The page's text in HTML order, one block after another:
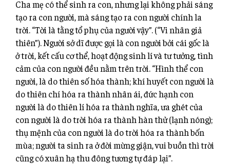
Cha mẹ có thể sinh ra con, nhưng lại không phải sáng
tạo ra con người, mà sáng tạo ra con người chính la
trời. “Tời là tằng tổ phụ của người vậy”. (“Vi nhân giả
thiên”). Người sở dĩ được gọi là con người bởi cái gốc là
ở trời, kết cấu cơ thể, hoạt động sinh lí và tư tưởng, tình
cảm của con người đều nằm trên trời. “Hình thể con
người, là do thiên số hóa thành; khí huyết conngười là
do thiên chí hóa ra thành nhân ái, đức hạnh con
người là do thiên lí hóa ra thành nghĩa, ưa ghét của
con người là do trời hóa ra thành hàn thử (lạnh nóng);
thụ mệnh của con người là do trời hóa ra thành bốn
mùa; người ta sinh ra ở đời mừng giận, vui buồn thì trời
cũng có xuân hạ thu đông tương tự đáp lại”.